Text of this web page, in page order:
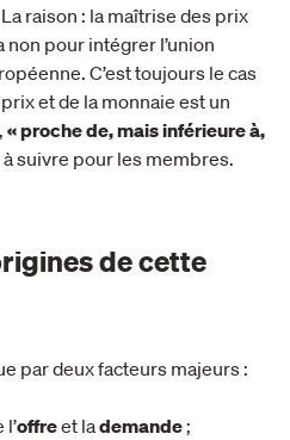
raison : la maîtrise des prix
pour intégrer l’union
C’est toujours le cas
et de la monnaie est un
, « proche de, mais inférieure à,
suivre pour les membres.
de cette
par deux facteurs majeurs :
offreet lademande;